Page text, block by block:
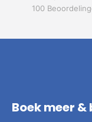
100
Boek meer